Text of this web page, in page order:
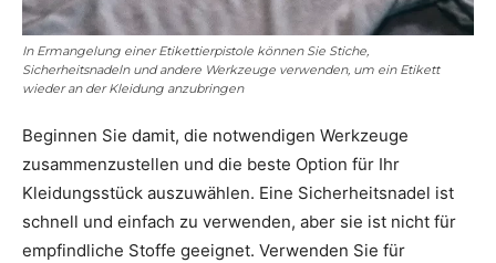
In Ermangelung einer Etikettierpistole können Sie Stiche,
Sicherheitsnadeln und andere Werkzeuge verwenden, um ein Etikett
wieder an der Kleidung anzubringen
Beginnen Sie damit, die notwendigen Werkzeuge
zusammenzustellen und die beste Option für Ihr
Kleidungsstück auszuwählen. Eine Sicherheitsnadel ist
schnell und einfach zu verwenden, aber sie ist nicht für
empfindliche Stoffe geeignet. Verwenden Sie für